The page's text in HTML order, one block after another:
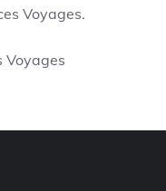
Voyages.
Voyages